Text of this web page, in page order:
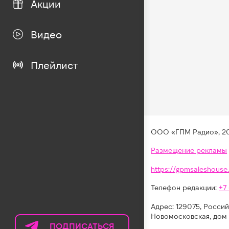
Акции
Видео
Плейлист
ПОДПИСАТЬСЯ
ООО «ГПМ Радио»,
Размещение рекламы
https://
Телефон редакции:+7
Адрес: 129075,
Новомосковская, дом